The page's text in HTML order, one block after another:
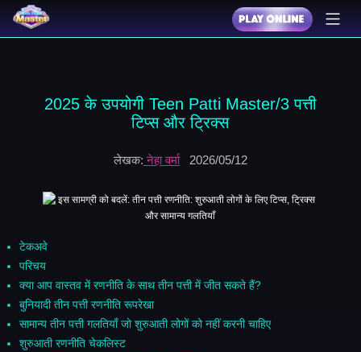
2025 के उपयोगी Teen Patti Master/3 पत्ती
टिप्स और ट्रिक्स
लेखक: नेहा वर्मा 2026/05/12
टेकअवे
परिचय
क्या आप वास्तव में रणनीति के साथ तीन पत्ती में जीत सकते हैं?
बुनियादी तीन पत्ती रणनीति रूपरेखा
सामान्य तीन पत्ती गलतियाँ जो शुरुआती लोगों को नहीं करनी चाहिए
शुरुआती रणनीति चेकलिस्ट